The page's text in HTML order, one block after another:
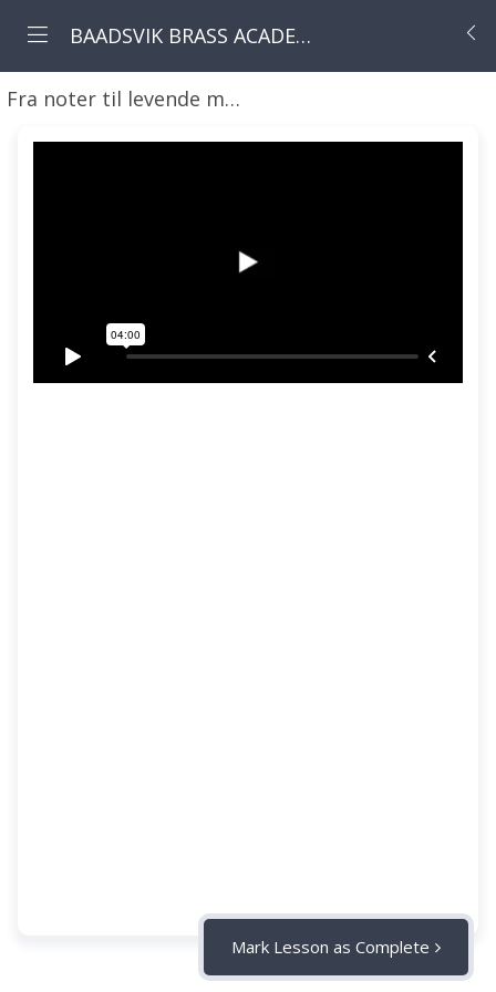
BAADSVIK BRASS ACADEMY NORGE
Fra noter til levende musikk
Mark Lesson as Complete